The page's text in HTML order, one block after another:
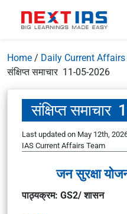
Home / Daily Current
संक्षिप्त समाचार 11-05-2026
संक्षिप्त
Last updated on May 12th,
IAS Current Affairs Team
जन सुरक्षा
पाठ्यक्रम: GS2/ शासन